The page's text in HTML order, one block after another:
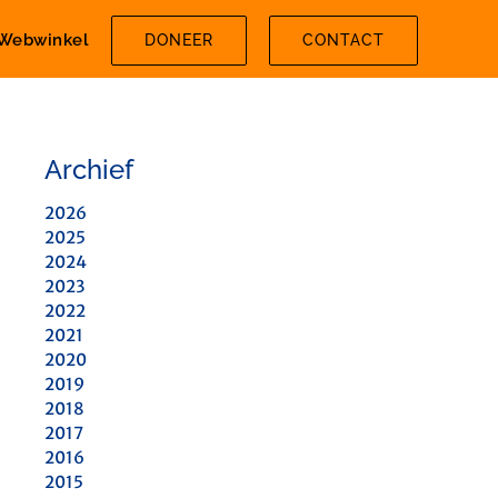
DONEER CONTACT
Archief
2026
2025
2024
2023
2022
2021
2020
2019
2018
2017
2016
2015